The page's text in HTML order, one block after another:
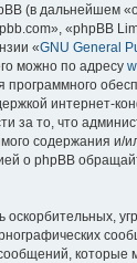
(в дальнейшем
«phpBB
«GNU General
можно по адресу
интернет-
за то, что
содержания и/
о phpBB
оскорбительных,
которые